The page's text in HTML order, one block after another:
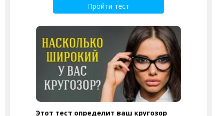
Пройти тест
Этот тест определит ваш кругозор